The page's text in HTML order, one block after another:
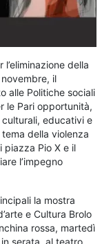
della
il
alle Politiche sociali
le Pari opportunità,
educativi e
della violenza
piazza Pio X e il
l’impegno
la mostra
e Cultura Brolo
rossa, martedì